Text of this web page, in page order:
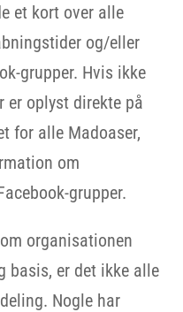
et kort over alle
og/eller
grupper. Hvis ikke
oplyst direkte på
for alle Madoaser,
om
grupper.
organisationen
basis, er det ikke alle
Nogle har